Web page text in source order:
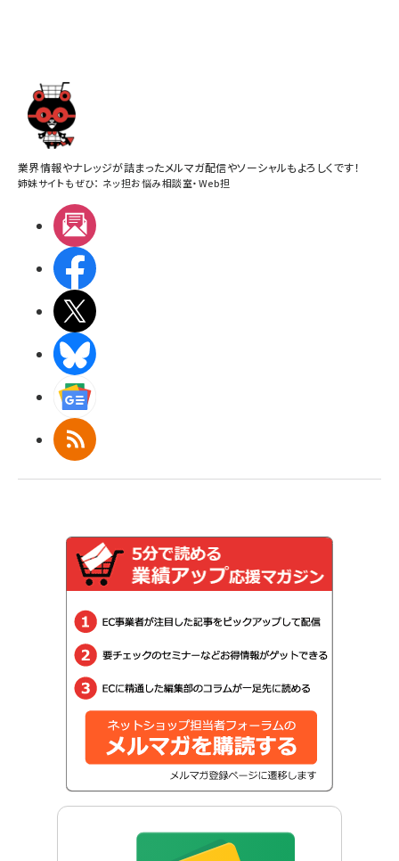
業界情報やナレッジが詰まったメルマガ配信やソーシャルもよろしくです！
姉妹サイトもぜひ： ネッ担お悩み相談室・Web担
RSS